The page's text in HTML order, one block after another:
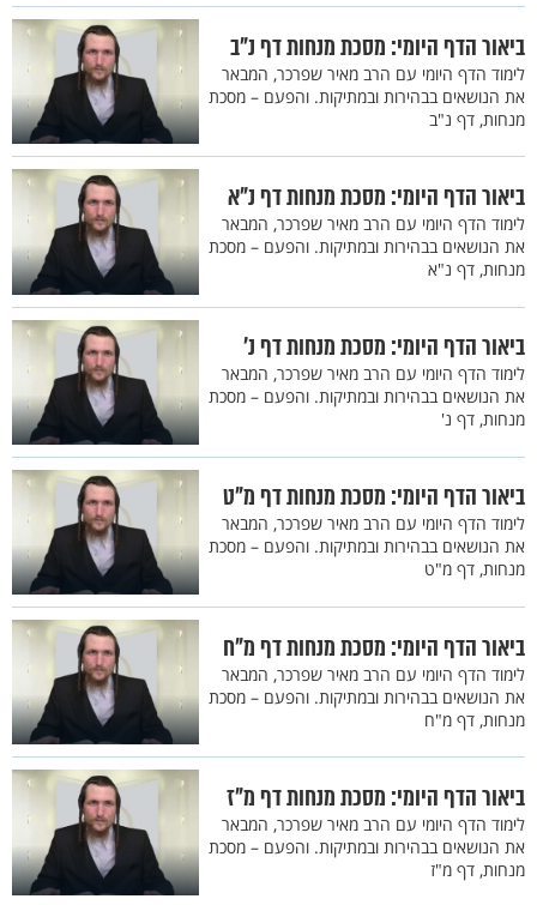
ביאור הדף היומי: מסכת מנחות דף נ"ב
לימוד הדף היומי עם הרב מאיר שפרכר, המבאר
את הנושאים בבהירות ובמתיקות. והפעם – מסכת
מנחות, דף נ"ב
ביאור הדף היומי: מסכת מנחות דף נ"א
לימוד הדף היומי עם הרב מאיר שפרכר, המבאר
את הנושאים בבהירות ובמתיקות. והפעם – מסכת
מנחות, דף נ"א
ביאור הדף היומי: מסכת מנחות דף נ'
לימוד הדף היומי עם הרב מאיר שפרכר, המבאר
את הנושאים בבהירות ובמתיקות. והפעם – מסכת
מנחות, דף נ'
ביאור הדף היומי: מסכת מנחות דף מ"ט
לימוד הדף היומי עם הרב מאיר שפרכר, המבאר
את הנושאים בבהירות ובמתיקות. והפעם – מסכת
מנחות, דף מ"ט
ביאור הדף היומי: מסכת מנחות דף מ"ח
לימוד הדף היומי עם הרב מאיר שפרכר, המבאר
את הנושאים בבהירות ובמתיקות. והפעם – מסכת
מנחות, דף מ"ח
ביאור הדף היומי: מסכת מנחות דף מ"ז
לימוד הדף היומי עם הרב מאיר שפרכר, המבאר
את הנושאים בבהירות ובמתיקות. והפעם – מסכת
מנחות, דף מ"ז